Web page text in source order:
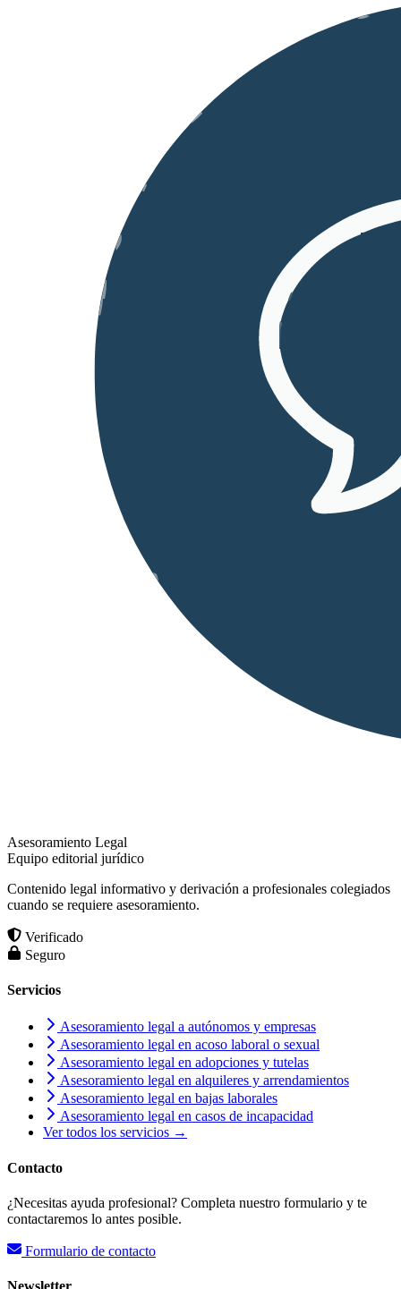
Asesoramiento Legal
Equipo editorial jurídico
Contenido legal informativo y derivación a profesionales colegiados
cuando se requiere asesoramiento.
Verificado
Seguro
Servicios
Asesoramiento legal a autónomos y empresas
Asesoramiento legal en acoso laboral o sexual
Asesoramiento legal en adopciones y tutelas
Asesoramiento legal en alquileres y arrendamientos
Asesoramiento legal en bajas laborales
Asesoramiento legal en casos de incapacidad
Ver todos los servicios →
Contacto
¿Necesitas ayuda profesional? Completa nuestro formulario y te
contactaremos lo antes posible.
Formulario de contacto